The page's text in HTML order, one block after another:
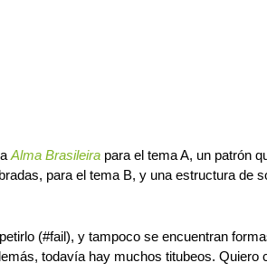
aAlma Brasileira para el tema A, un patrón
para el tema B, y una estructura de
(#fail), y tampoco se encuentran
todavía hay muchos titubeos. Quiero